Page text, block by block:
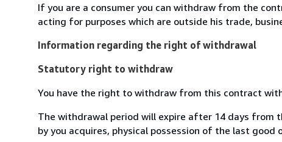
If you are a consumer you can withdraw from the
acting for purposes which are outside his trade,
Information regarding the right of withdrawal
Statutory right to withdraw
You have the right to withdraw from this contract
The withdrawal period will expire after 14 days from
by you acquires, physical possession of the last good